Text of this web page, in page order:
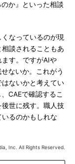
のか』といった相談
なっているのが現
談されることもあ
す。ですがAIや
ないか。これがう
ないかと考えてい
CAEで確認するこ
世に残す。職人技
るのかもしれな
Inc. All Rights Reserved.